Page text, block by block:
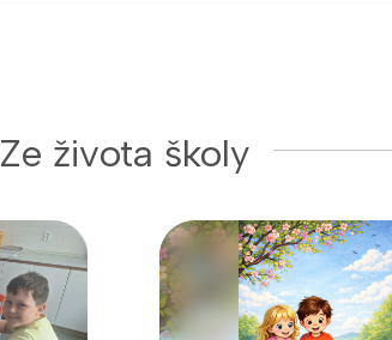
Ze života školy